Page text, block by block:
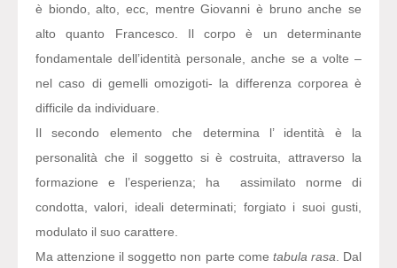
è biondo, alto, ecc, mentre Giovanni è bruno anche se
alto quanto Francesco. Il corpo è un determinante
fondamentale dell’identità personale, anche se a volte –
nel caso di gemelli omozigoti- la differenza corporea è
difficile da individuare.
Il secondo elemento che determina l’ identità è la
personalità che il soggetto si è costruita, attraverso la
formazione e l’esperienza; ha assimilato norme di
condotta, valori, ideali determinati; forgiato i suoi gusti,
modulato il suo carattere.
Ma attenzione il soggetto non parte come tabula rasa . Dal